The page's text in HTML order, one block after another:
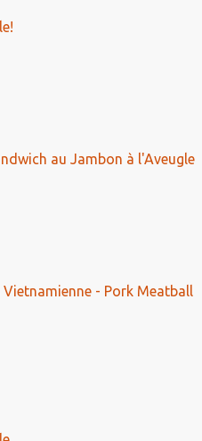
au Jambon à l'Aveugle
- Pork Meatball